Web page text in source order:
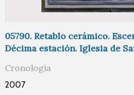
05790. Retablo cerámico.
Décima estación. Iglesia de
Cronología
2007